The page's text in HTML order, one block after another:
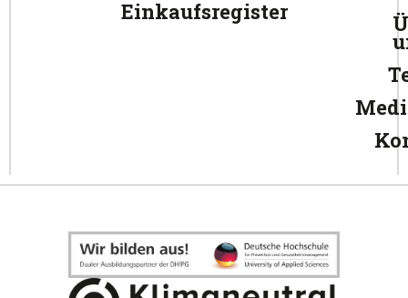
Einkaufsregister